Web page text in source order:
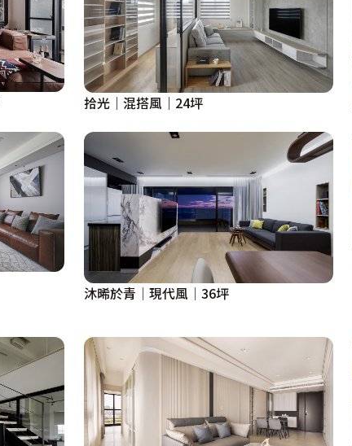
拾光｜混搭風｜24坪
沐晞於青│現代風│36坪